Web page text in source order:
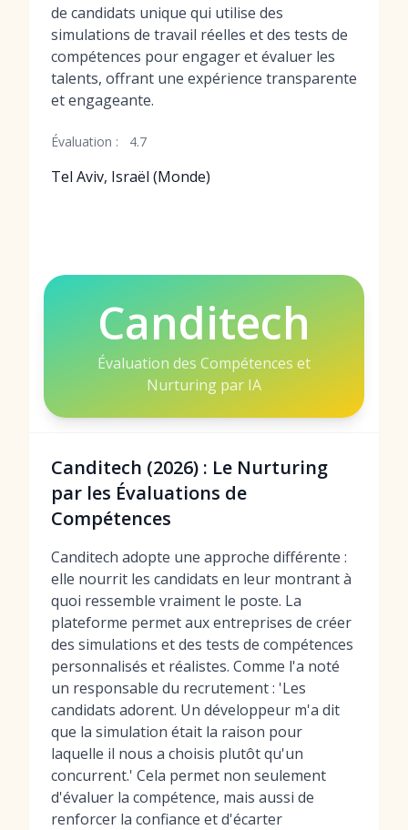
de candidats unique qui utilise des
simulations de travail réelles et des tests de
compétences pour engager et évaluer les
talents, offrant une expérience transparente
et engageante.
Évaluation : 4.7
Tel Aviv, Israël (Monde)
Canditech
Évaluation des Compétences et
Nurturing par IA
Canditech (2026) : Le Nurturing
par les Évaluations de
Compétences
Canditech adopte une approche différente :
elle nourrit les candidats en leur montrant à
quoi ressemble vraiment le poste. La
plateforme permet aux entreprises de créer
des simulations et des tests de compétences
personnalisés et réalistes. Comme l'a noté
un responsable du recrutement : 'Les
candidats adorent. Un développeur m'a dit
que la simulation était la raison pour
laquelle il nous a choisis plutôt qu'un
concurrent.' Cela permet non seulement
d'évaluer la compétence, mais aussi de
renforcer la confiance et d'écarter